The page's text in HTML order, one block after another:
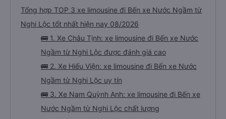
Tổng hợp TOP 3 xe limousine đi Bến xe Nước Ngầm từ
Nghi Lộc tốt nhất hiện nay 08/2026
🚌 1. Xe Châu Tịnh: xe limousine đi Bến xe Nước
Ngầm từ Nghi Lộc được đánh giá cao
🚌 2. Xe Hiếu Viện: xe limousine đi Bến xe Nước
Ngầm từ Nghi Lộc uy tín
🚌 3. Xe Nam Quỳnh Anh: xe limousine đi Bến xe
Nước Ngầm từ Nghi Lộc chất lượng